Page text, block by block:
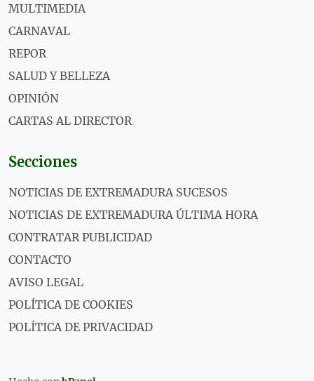
MULTIMEDIA
CARNAVAL
REPOR
SALUD Y BELLEZA
OPINIÓN
CARTAS AL DIRECTOR
Secciones
NOTICIAS DE EXTREMADURA SUCESOS
NOTICIAS DE EXTREMADURA ÚLTIMA HORA
CONTRATAR PUBLICIDAD
CONTACTO
AVISO LEGAL
POLÍTICA DE COOKIES
POLÍTICA DE PRIVACIDAD